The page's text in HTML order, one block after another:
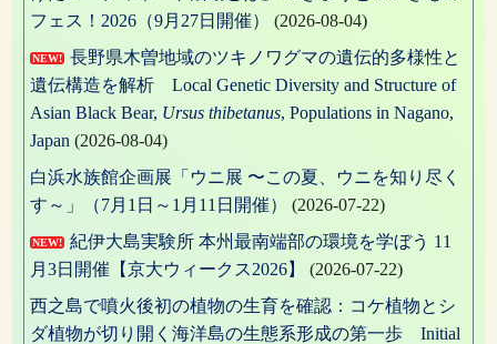
ョ
ン
フェス！2026（9月27日開催）
(2026-08-04)
NEW!
長野県木曽地域のツキノワグマの遺伝的多様性と
遺伝構造を解析 Local Genetic Diversity and Structure of
Asian Black Bear, Ursus thibetanus, Populations in Nagano,
Japan (2026-08-04)
白浜水族館企画展「ウニ展 〜この夏、ウニを知り尽く
す～」（7月1日～1月11日開催）
(2026-07-22)
NEW!
紀伊大島実験所 本州最南端部の環境を学ぼう 11
月3日開催【京大ウィークス2026】
(2026-07-22)
西之島で噴火後初の植物の生育を確認：コケ植物とシ
ダ植物が切り開く海洋島の生態系形成の第一歩 Initial